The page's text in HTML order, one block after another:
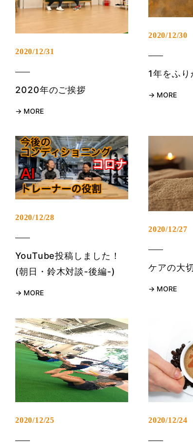
2020/12/31
2020年のご挨拶
MORE
2020/12/30
1年をふり
MORE
2020/12/28
YouTube投稿しました！
(朝日・鈴木対談-後編-)
MORE
2020/12/27
ケアの大
MORE
2020/12/25 2020/12/24